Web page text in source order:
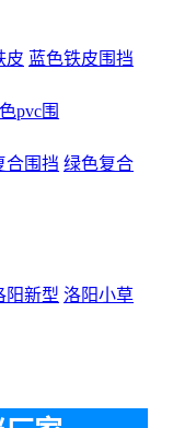
皮 蓝色铁皮围挡
pvc围
合围挡 绿色复合
阳新型 洛阳小草